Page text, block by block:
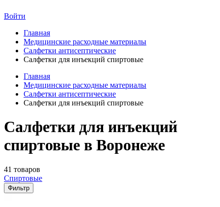
Войти
Главная
Медицинские расходные материалы
Салфетки антисептические
Салфетки для инъекций спиртовые
Главная
Медицинские расходные материалы
Салфетки антисептические
Салфетки для инъекций спиртовые
Салфетки для инъекций
спиртовые в Воронеже
41 товаров
Спиртовые
Фильтр